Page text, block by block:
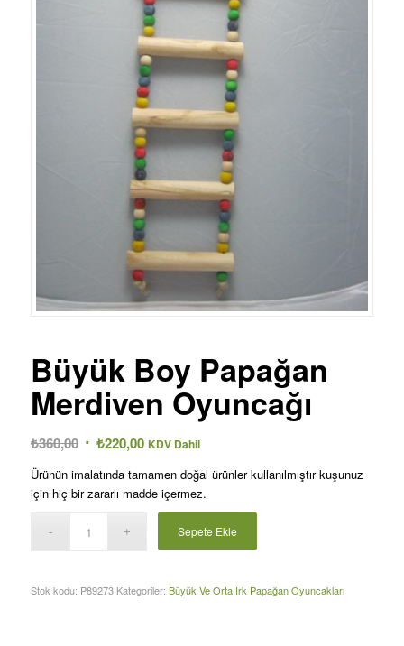
Büyük Boy Papağan
Merdiven Oyuncağı
₺360,00 Orijinal
₺360,00.
₺220,00Şu
fiyat:
₺220,00.
KDV Dahil
Ürünün imalatında tamamen doğal ürünler kullanılmıştır kuşunuz
için hiç bir zararlı madde içermez.
Sepete Ekle
Stok kodu: P89273 Kategoriler: Büyük Ve Orta Irk Papağan Oyuncakları